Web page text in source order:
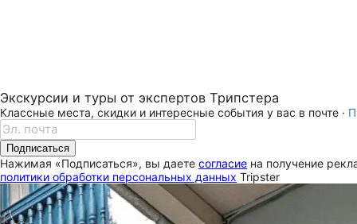
Экскурсии и туры от экспертов Трипстера
Классные места, скидки и интересные события у вас в почте ·
Подписаться
Нажимая «Подписаться», вы даете согласие на получение
политики обработки персональных данных Tripster